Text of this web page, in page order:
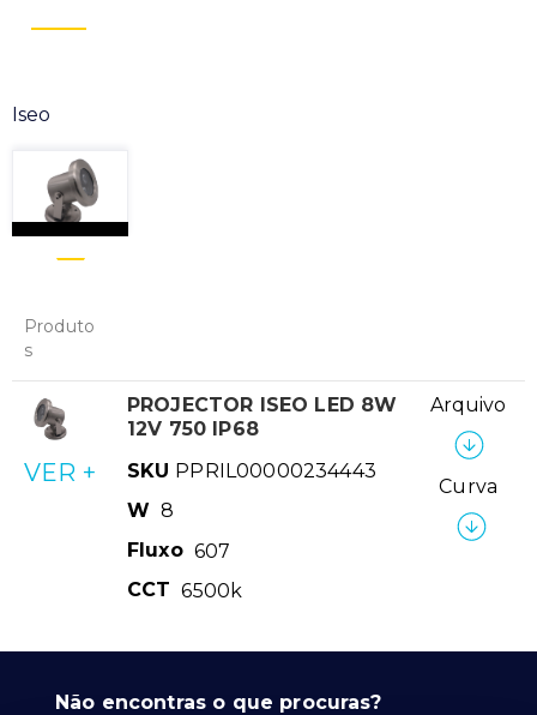
Iseo
Produto
s
VER +
PROJECTOR ISEO LED 8W
12V 750 IP68
SKU PPRIL00000234443
W 8
Fluxo 607
CCT 6500k
Arquivo
Curva
Não encontras o que procuras?